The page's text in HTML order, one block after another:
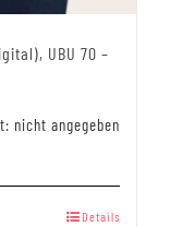
UBU 70 –
nicht angegeben
Details